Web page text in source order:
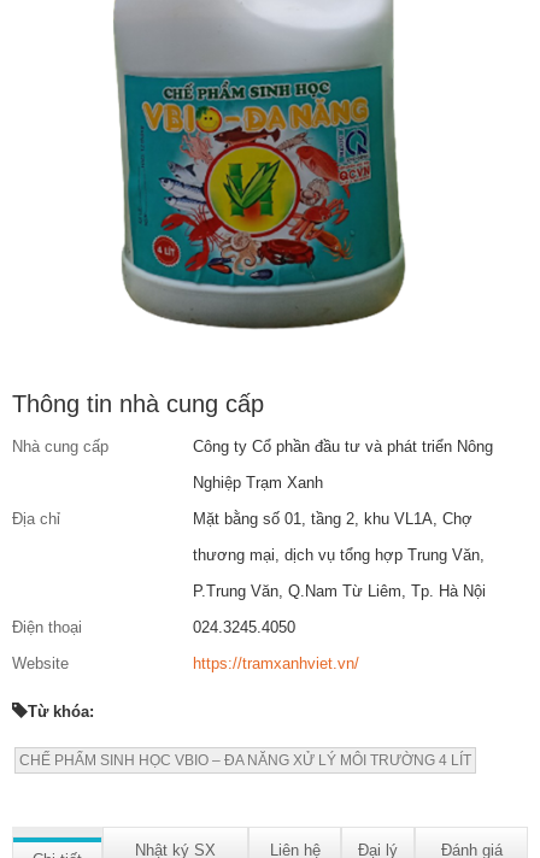
Thông tin nhà cung cấp
Nhà cung cấp
Công ty Cổ phần đầu tư và phát triển Nông
Nghiệp Trạm Xanh
Địa chỉ
Mặt bằng số 01, tầng 2, khu VL1A, Chợ
thương mại, dịch vụ tổng hợp Trung Văn,
P.Trung Văn, Q.Nam Từ Liêm, Tp. Hà Nội
Điện thoại
024.3245.4050
Website
https://tramxanhviet.vn/
Từ khóa:
CHẾ PHẨM SINH HỌC VBIO – ĐA NĂNG XỬ LÝ MÔI TRƯỜNG 4 LÍT
Nhật ký SX Liên hệ Đại lý Đánh giá